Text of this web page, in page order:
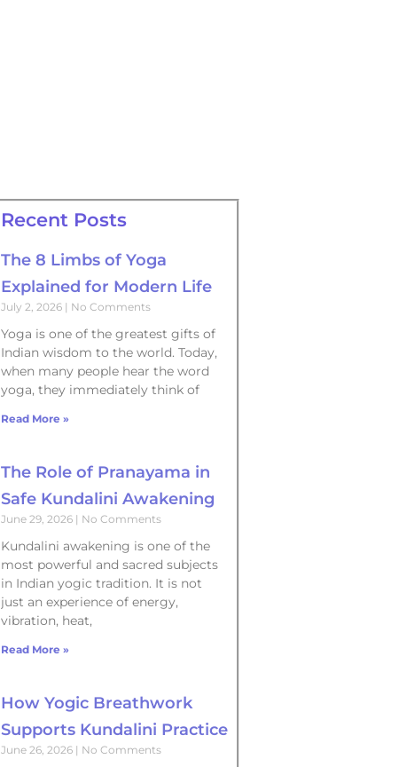
Recent Posts
The 8 Limbs of Yoga
Explained for Modern Life
July 2, 2026 No Comments
Yoga is one of the greatest gifts of
Indian wisdom to the world. Today,
when many people hear the word
yoga, they immediately think of
Read More »
The Role of Pranayama in
Safe Kundalini Awakening
June 29, 2026 No Comments
Kundalini awakening is one of the
most powerful and sacred subjects
in Indian yogic tradition. It is not
just an experience of energy,
vibration, heat,
Read More »
How Yogic Breathwork
Supports Kundalini Practice
June 26, 2026 No Comments